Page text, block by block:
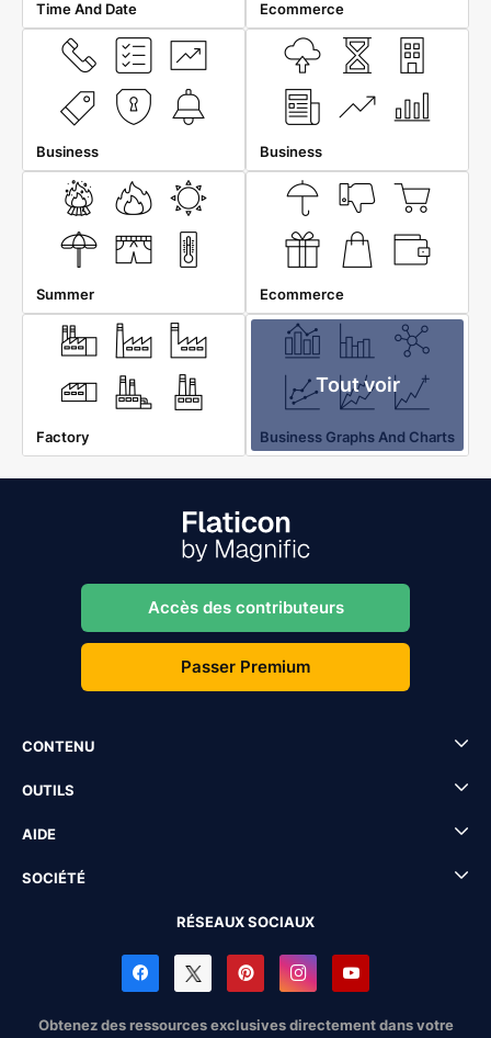
Time And Date Ecommerce
Business Business
Summer Ecommerce
Factory
Tout voir
Business Graphs And Charts
Accès des contributeurs
Passer Premium
CONTENU
OUTILS
AIDE
SOCIÉTÉ
RÉSEAUX SOCIAUX
Obtenez des ressources exclusives directement dans votre